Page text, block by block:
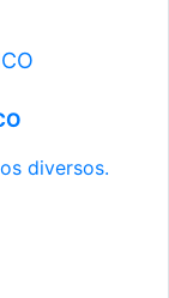
diversos.